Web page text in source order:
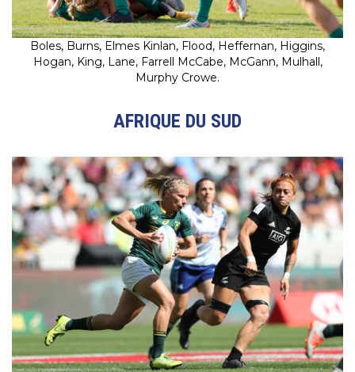
Boles, Burns, Elmes Kinlan, Flood, Heffernan, Higgins,
Hogan, King, Lane, Farrell McCabe, McGann, Mulhall,
Murphy Crowe.
AFRIQUE DU SUD